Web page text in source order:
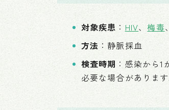
対象疾患 ： HIV、梅毒、
方法 ：静脈採血
検査時期 ：感染から
必要な場合があります